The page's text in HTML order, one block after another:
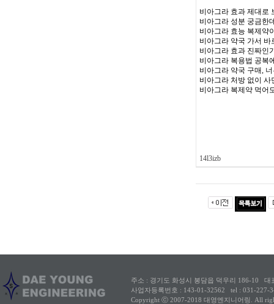
비아그라 효과 제대로
비아그라 성분 궁금한
비아그라 효능 복제약
비아그라 약국 가서 바
비아그라 효과 진짜인
비아그라 복용법 공복
비아그라 약국 구매,
비아그라 처방 없이 사
비아그라 복제약 먹어
14l3izb
주소 : 경기도 화성시 봉담읍 덕우리 186-10
대
사업자등록번호 : 143-01-32562
tel : 031-227-
Copyright ⓒ 2007-2018 대영엔지니어링. All